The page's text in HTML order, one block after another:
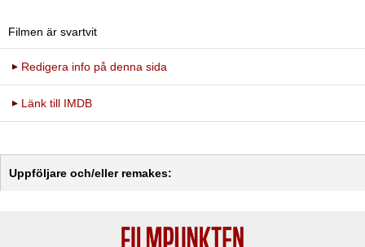
Filmen är svartvit
Redigera info på denna sida
Länk till IMDB
Uppföljare och/eller remakes: